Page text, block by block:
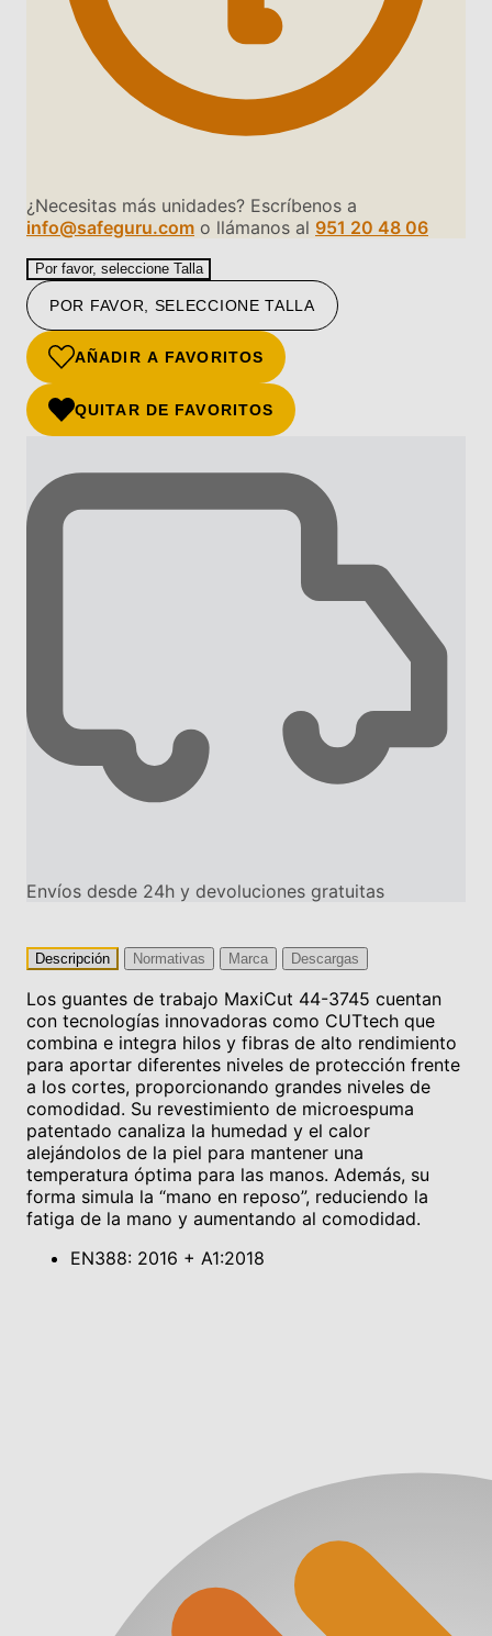
¿Necesitas más unidades? Escríbenos a
info@safeguru.com o llámanos al 951 20 48 06
Por favor, seleccione Talla
POR FAVOR, SELECCIONE TALLA
AÑADIR A FAVORITOS
QUITAR DE FAVORITOS
Envíos desde 24h y devoluciones gratuitas
Descripción Normativas Marca Descargas
Los guantes de trabajo MaxiCut 44-3745 cuentan
con tecnologías innovadoras como CUTtech que
combina e integra hilos y fibras de alto rendimiento
para aportar diferentes niveles de protección frente
a los cortes, proporcionando grandes niveles de
comodidad. Su revestimiento de microespuma
patentado canaliza la humedad y el calor
alejándolos de la piel para mantener una
temperatura óptima para las manos. Además, su
forma simula la “mano en reposo”, reduciendo la
fatiga de la mano y aumentando al comodidad.
EN388: 2016 + A1:2018